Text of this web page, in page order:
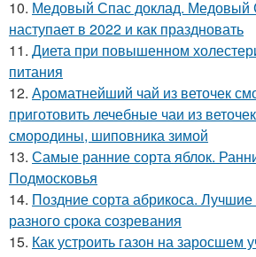
10. Медовый Спас доклад. Медовый
наступает в 2022 и как праздновать
11. Диета при повышенном
питания
12. Ароматнейший чай из веточек
приготовить лечебные чаи из
смородины, шиповника зимой
13. Самые ранние сорта яблок.
Подмосковья
14. Поздние сорта абрикоса. Лучшие
разного срока созревания
15. Как устроить газон на заросшем